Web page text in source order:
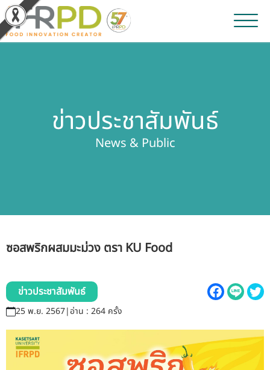
ผลิตภัณฑ์และจำหน่าย
เกี่ยวกับสถาบัน
บุคลากรสถาบัน
ระบบสารสนเทศ (ใน)
ติดต่อเรา
ข่าวประชาสัมพันธ์
News & Public
ซอสพริกผสมมะม่วง ตรา KU Food
ข่าวประชาสัมพันธ์
25 พ.ย. 2567|อ่าน : 264 ครั้ง